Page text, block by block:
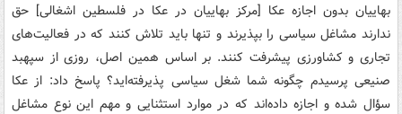
بهاییان بدون اجازه عکا [مرکز بهاییان در عکا در فلسطین اشغالی] حق
ندارند مشاغل سیاسی را بپذیرند و تنها باید تلاش کنند که در فعالیت‌های
تجاری و کشاورزی پیشرفت کنند. بر اساس همین اصل، روزی از سپهبد
صنیعی پرسیدم چگونه شما شغل سیاسی پذیرفته‌اید؟ پاسخ داد: از عکا
سؤال شده و اجازه داده‌اند که در موارد استثنایی و مهم این نوع مشاغل